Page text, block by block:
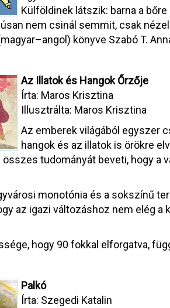
Külföldinek látszik: barna a
nem csinál semmit, csak
könyve Szabó T.
Az Illatok és Hangok Őrzője
Írta: Maros Krisztina
Illusztrálta: Maros Krisztina
Az emberek világából egyszer
hangok és az illatok is örökre
összes tudományát beveti, hogy a
monotónia és a sokszínű
az igazi változáshoz nem elég a
hogy 90 fokkal elforgatva,
Palkó
Írta: Szegedi Katalin